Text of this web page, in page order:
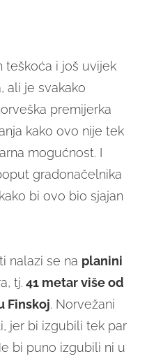
teškoća i još uvijek
ali je svakako
premijerka
kako ovo nije tek
mogućnost. I
gradonačelnika
bi ovo bio sjajan
nalazi se na planini
tj. 41 metar više od
Finskoj. Norvežani
jer bi izgubili tek par
bi puno izgubili ni u